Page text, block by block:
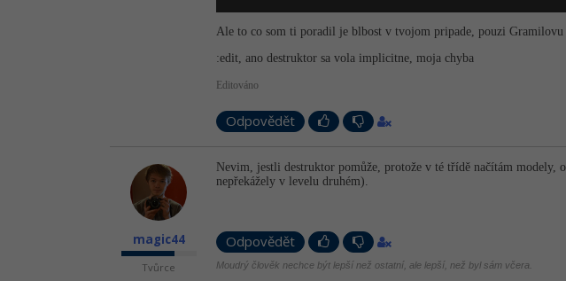
Ale to co som ti poradil je blbost v tvojom pripade, pouzi Gramilovu
:edit, ano destruktor sa vola implicitne, moja chyba
Editováno
Odpovědět
magic44
Tvůrce
Nevim, jestli destruktor pomůže, protože v té třídě načítám modely,
nepřekážely v levelu druhém).
Odpovědět
Moudrý člověk nechce být lepší než ostatní, ale lepší, než byl sám včera.